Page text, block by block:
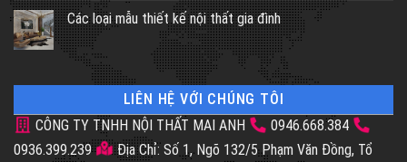
Các loại mẫu thiết kế nội thất gia đình
LIÊN HỆ VỚI CHÚNG TÔI
CÔNG TY TNHH NỘI THẤT MAI ANH
0946.668.384
0936.399.239
Địa Chỉ: Số 1, Ngõ 132/5 Phạm Văn Đồng, Tổ